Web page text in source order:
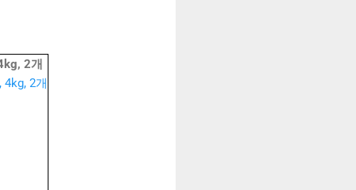
2개